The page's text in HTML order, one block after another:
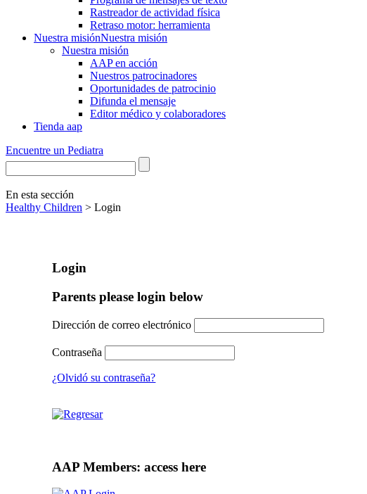
Rastre​​ador de activida​d física
Retraso motor: herramienta
Nuestra misiónNuestra misión
Nuestra misión
AAP en acción
Nuestros patrocinadores
Oportunidades de patrocinio
Difunda el mensaje
Editor médico y colaboradores
Tienda aap
Encuentre un Pediatra
En esta sección
Healthy Children > Login
Login
Parents please login below
Dirección de correo electrónico
Contraseña
¿Olvidó su contraseña?
AAP Members: access here